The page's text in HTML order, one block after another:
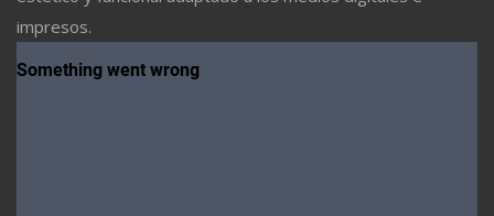
impresos.